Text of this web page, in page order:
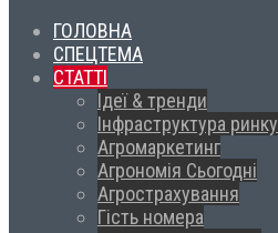
ГОЛОВНА
СПЕЦТЕМА
СТАТТІ
Ідеї & тренди
Інфраструктура ринку
Агромаркетинг
Агрономія Сьогодні
Агрострахування
Гість номера